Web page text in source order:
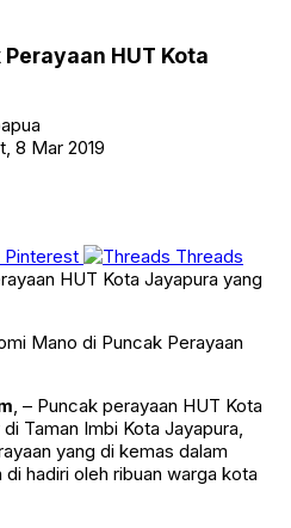
HUT Kota
8 Mar 2019
Pinterest Threads
Mano di Puncak Perayaan
, – Puncak perayaan HUT Kota
Taman Imbi Kota Jayapura,
yang di kemas dalam
hadiri oleh ribuan warga kota